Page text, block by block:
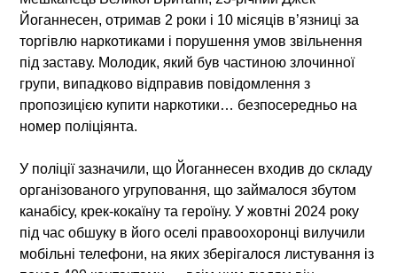
Йоганнесен, отримав 2 роки і 10 місяців в’язниці за
торгівлю наркотиками і порушення умов звільнення
під заставу. Молодик, який був частиною злочинної
групи, випадково відправив повідомлення з
пропозицією купити наркотики… безпосередньо на
номер поліціянта.
У поліції зазначили, що Йоганнесен входив до складу
організованого угруповання, що займалося збутом
канабісу, крек-кокаїну та героїну. У жовтні 2024 року
під час обшуку в його оселі правоохоронці вилучили
мобільні телефони, на яких зберігалося листування із